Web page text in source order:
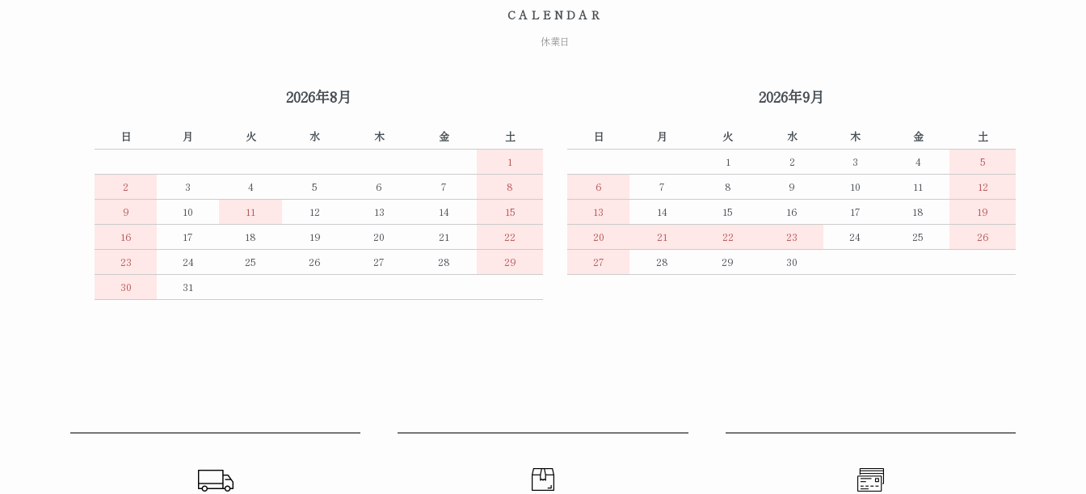
CALENDAR
休業日
2026年8月
日 月 火 水 木 金
土
1
2
3 4 5 6 7
8
9
10 11 12 13 14
15
16
17 18 19 20 21
22
23
24 25 26 27 28
29
30
31
2026年9月
日 月 火 水 木 金
土
1
2 3 4
5
6
7 8 9 10 11
12
13
14 15 16 17 18
19
20
21 22 23 24 25
26
27
28 29 30